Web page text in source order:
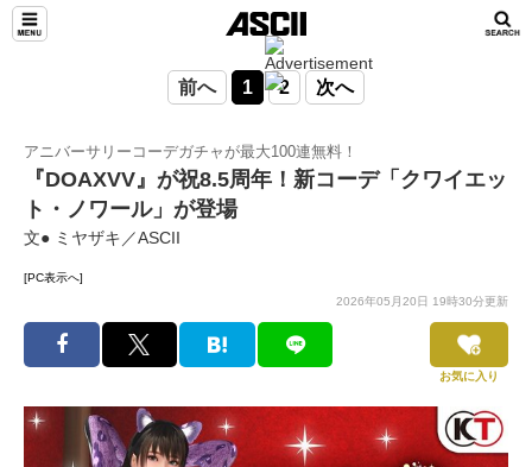
前へ 1 2 次へ
アニバーサリーコーデガチャが最大100連無料！
『DOAXVV』が祝8.5周年！新コーデ「クワイエッ
ト・ノワール」が登場
文● ミヤザキ／ASCII
[PC表示へ]
2026年05月20日 19時30分更新
お気に入り